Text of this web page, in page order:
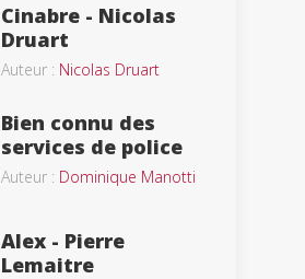
Cinabre - Nicolas
Druart
Auteur : Nicolas Druart
Bien connu des
services de police
Auteur : Dominique Manotti
Alex - Pierre
Lemaitre